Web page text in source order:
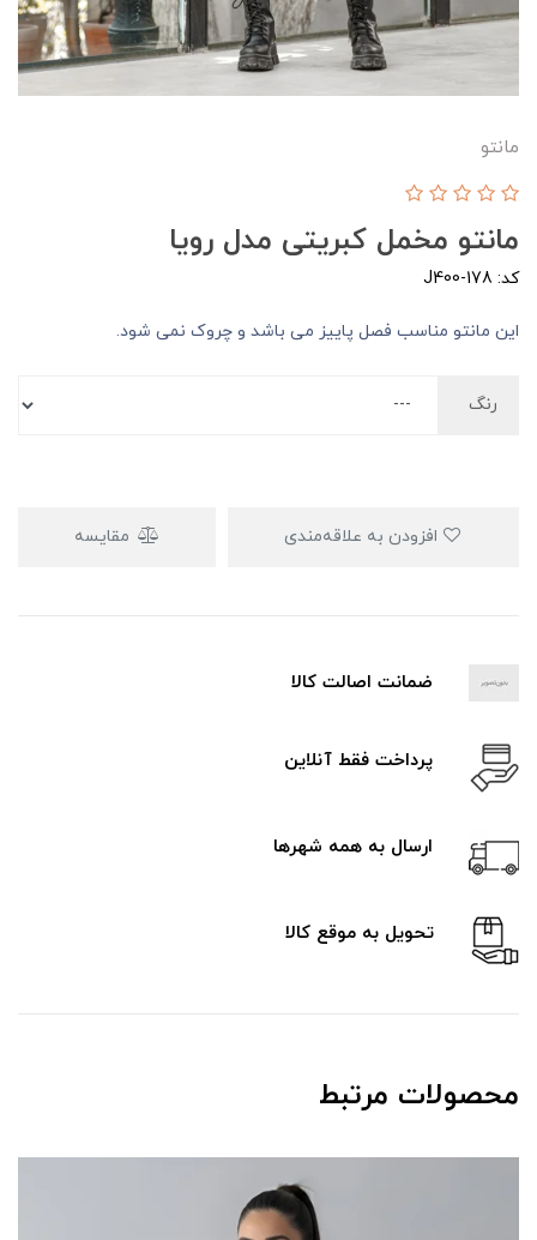
مانتو
مانتو مخمل کبریتی مدل رویا
کد: J400-178
این مانتو مناسب فصل پاییز می باشد و چروک نمی شود.
رنگ
مقایسه
ضمانت اصالت کالا
پرداخت فقط آنلاین
ارسال به همه شهرها
تحویل به موقع کالا
محصولات مرتبط